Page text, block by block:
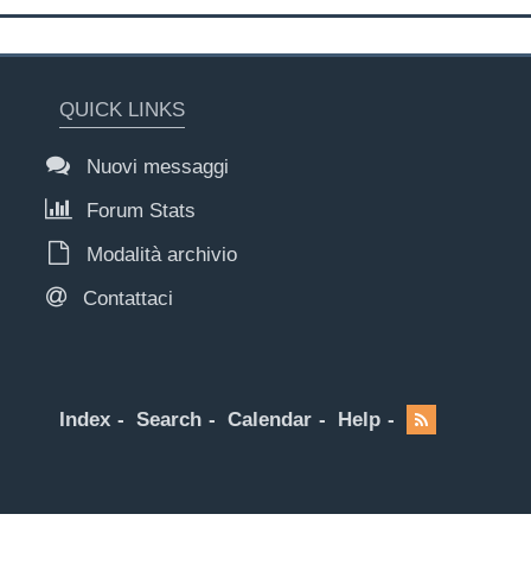
QUICK LINKS
Nuovi messaggi
Forum Stats
Modalità archivio
Contattaci
Index Search Calendar Help